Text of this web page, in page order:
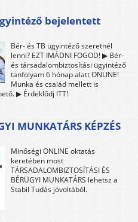
bejelentett
Bér- és TB ügyintéző szeretnél
lenni? EZT IMÁDNI FOGOD! ▶ Bér-
és társadalombiztosítási ügyintéző
tanfolyam 6 hónap alatt ONLINE!
Munka és család mellett is
▶ Érdeklődj ITT!
MUNKATÁRS KÉPZÉS
Minőségi ONLINE oktatás
keretében most
TÁRSADALOMBIZTOSÍTÁSI ÉS
BÉRÜGYI MUNKATÁRS lehetsz a
Stabil Tudás jóvoltából.